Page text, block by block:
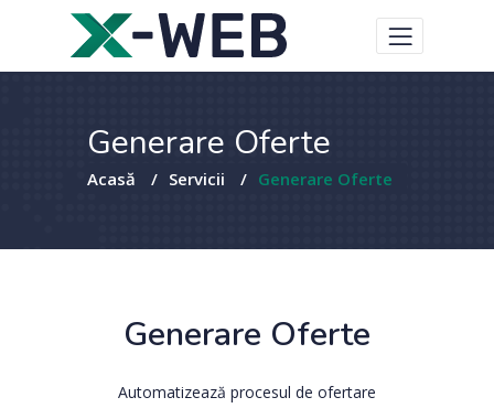
Generare Oferte
Acasă / Servicii / Generare Oferte
Generare Oferte
Automatizează procesul de ofertare